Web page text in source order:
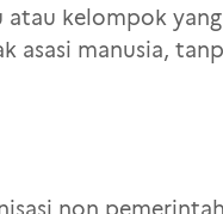
kelompok
asasi manusia,